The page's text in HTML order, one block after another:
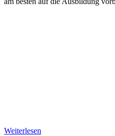
Weiterlesen